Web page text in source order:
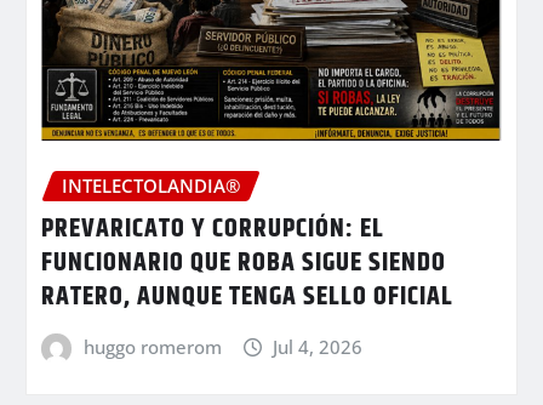
INTELECTOLANDIA®
PREVARICATO Y CORRUPCIÓN: EL
FUNCIONARIO QUE ROBA SIGUE SIENDO
RATERO, AUNQUE TENGA SELLO OFICIAL
huggo romerom Jul 4, 2026